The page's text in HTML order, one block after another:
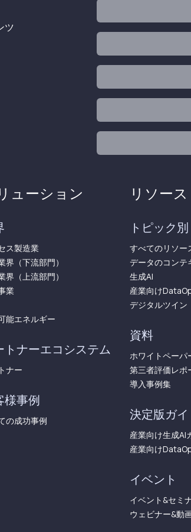
ツ
ューション
ス製造業
界（下流部門）
界（上流部門）
業
能エネルギー
トナーエコシステム
ナー
様事例
の成功事例
リソース
トピック別
すべてのリソー
データのコンテ
生成AI
産業向け
デジタルツイン
資料
ホワイトペーパ
第三者評価レポ
導入事例集
決定版ガイ
産業向け生成AI
産業向け
イベント
イベント&セミ
ウェビナー&動